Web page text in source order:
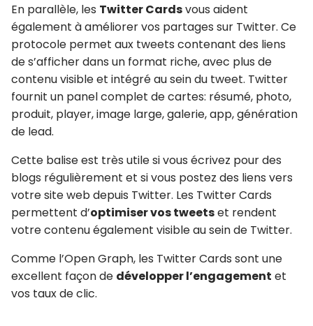
En parallèle, les Twitter Cardsvous aident
également à améliorer vos partages sur Twitter. Ce
protocole permet aux tweets contenant des liens
de s’afficher dans un format riche, avec plus de
contenu visible et intégré au sein du tweet. Twitter
fournit un panel complet de cartes: résumé, photo,
produit, player, image large, galerie, app, génération
de lead.
Cette balise est très utile si vous écrivez pour des
blogs régulièrement et si vous postez des liens vers
votre site web depuis Twitter. Les Twitter Cards
permettent d’optimiser vos tweetset rendent
votre contenu également visible au sein de Twitter.
Comme l’Open Graph, les Twitter Cards sont une
excellent façon de développer l’engagement et
vos taux de clic.